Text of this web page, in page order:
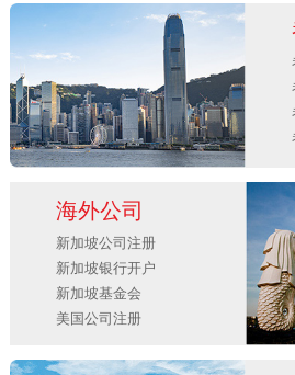
海外公司
新加坡公司注册
新加坡银行开户
新加坡基金会
美国公司注册